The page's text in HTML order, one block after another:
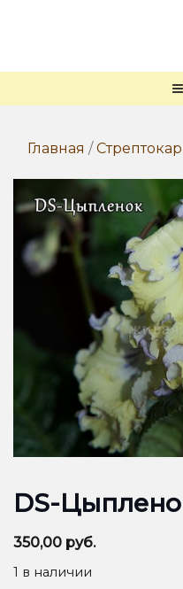
Главная /
DS-
350,00 руб.
1 в наличии